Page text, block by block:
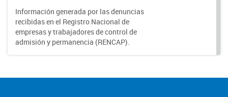
Información generada por las denuncias
recibidas en el Registro Nacional de
empresas y trabajadores de control de
admisión y permanencia (RENCAP).